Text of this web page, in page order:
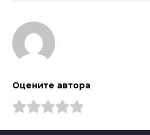
Оцените автора